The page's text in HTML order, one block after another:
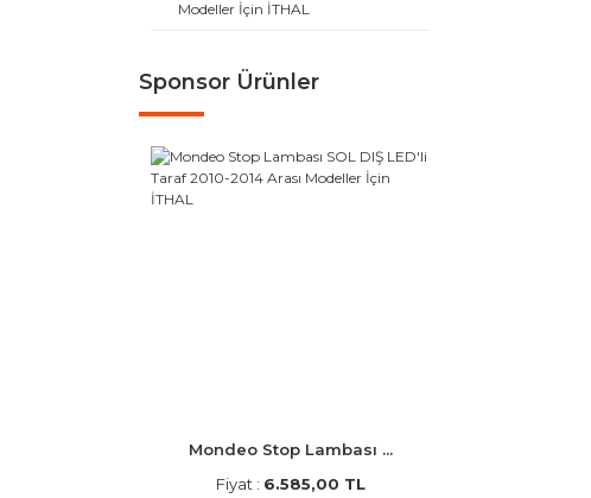
Modeller İçin İTHAL
Sponsor Ürünler
Mondeo Stop Lambası ...
Fiyat : 6.585,00 TL